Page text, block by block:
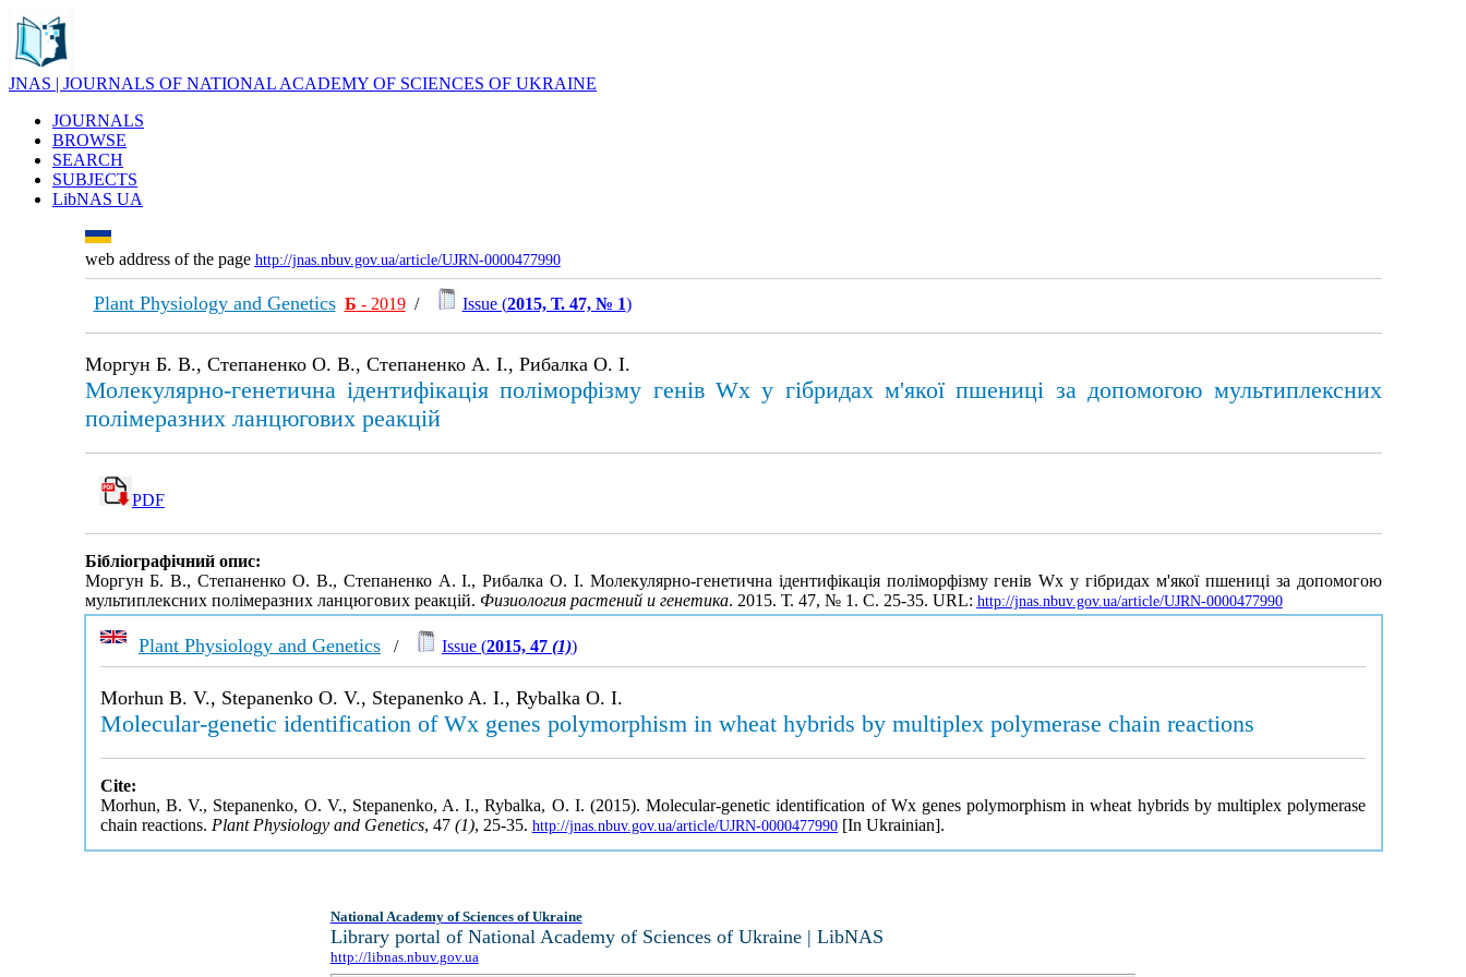
JNAS | JOURNALS OF NATIONAL ACADEMY OF SCIENCES OF UKRAINE
JOURNALS
BROWSE
SEARCH
SUBJECTS
LibNAS UA
web address of the page http://jnas.nbuv.gov.ua/article/UJRN-0000477990
Plant Physiology and Genetics Б - 2019/ Issue (2015, Т. 47, № 1)
Моргун Б. В., Степаненко О. В., Степаненко А. І., Рибалка О. І.
Молекулярно-генетична ідентифікація поліморфізму генів Wx у гібридах м'якої пшениці за допомогою мультиплексних
полімеразних ланцюгових реакцій
PDF
Бібліографічний опис:
Моргун Б. В., Степаненко О. В., Степаненко А. І., Рибалка О. І. Молекулярно-генетична ідентифікація поліморфізму генів Wx у гібридах м'якої пшениці за допомогою
мультиплексних полімеразних ланцюгових реакцій. Физиология растений и генетика. 2015. Т. 47, № 1. С. 25-35. URL: http://jnas.nbuv.gov.ua/article/UJRN-0000477990
Plant Physiology and Genetics/ Issue (2015, 47 (1))
Morhun B. V., Stepanenko O. V., Stepanenko A. I., Rybalka O. I.
Molecular-genetic identification of Wx genes polymorphism in wheat hybrids by multiplex polymerase chain reactions
Cite:
Morhun, B. V., Stepanenko, O. V., Stepanenko, A. I., Rybalka, O. I. (2015). Molecular-genetic identification of Wx genes polymorphism in wheat hybrids by multiplex polymerase
chain reactions. Plant Physiology and Genetics, 47 (1), 25-35. http://jnas.nbuv.gov.ua/article/UJRN-0000477990[In Ukrainian].
National Academy of Sciences of Ukraine
Library portal of National Academy of Sciences of Ukraine | LibNAS
http://libnas.nbuv.gov.ua